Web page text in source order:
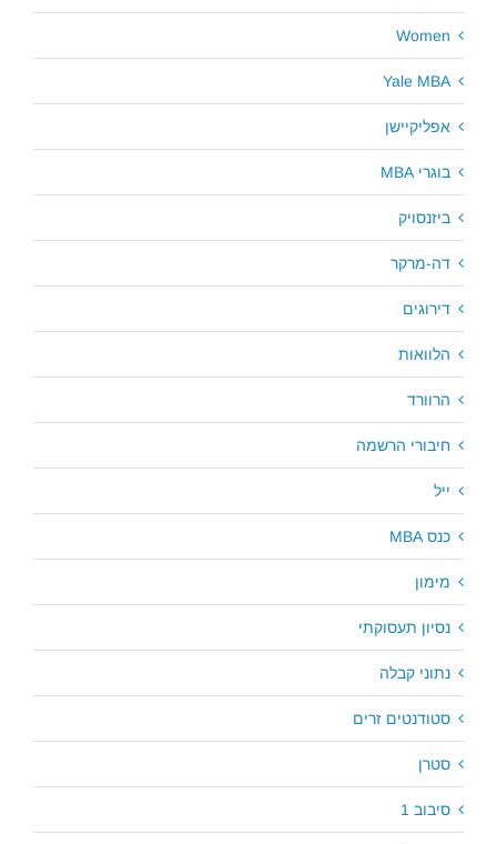
Women
Yale MBA
אפליקיישן
בוגרי MBA
ביזנסויק
דה-מרקר
דירוגים
הלוואות
הרוורד
חיבורי הרשמה
ייל
כנס MBA
מימון
נסיון תעסוקתי
נתוני קבלה
סטודנטים זרים
סטרן
סיבוב 1